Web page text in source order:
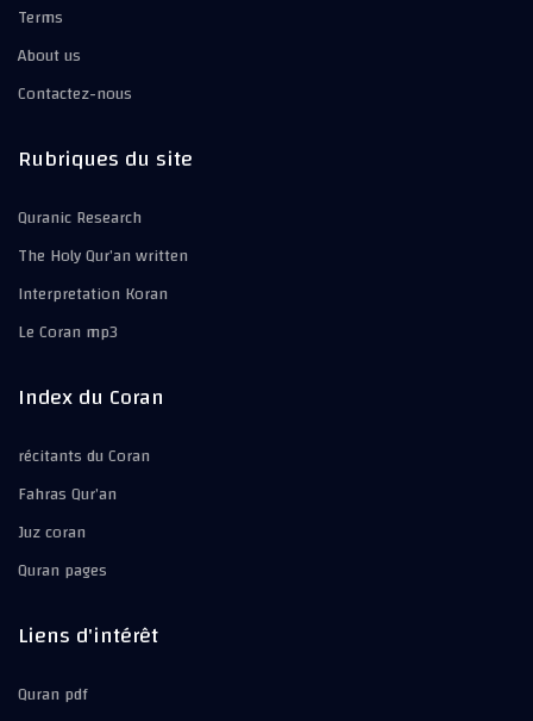
Terms
About us
Contactez-nous
Rubriques du site
Quranic Research
The Holy Qur’an written
Interpretation Koran
Le Coran mp3
Index du Coran
récitants du Coran
Fahras Qur’an
Juz coran
Quran pages
Liens d'intérêt
Quran pdf